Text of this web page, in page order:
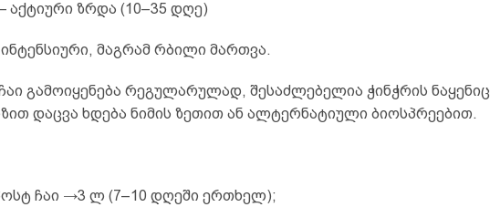
აქტიური ზრდა (10–35 დღე)
ინტენსიური, მაგრამ რბილი მართვა.
გამოიყენება რეგულარულად, შესაძლებელია ჭინჭრის ნაყენიც
დაცვა ხდება ნიმის ზეთით ან ალტერნატიული ბიოსპრეებით.
ჩაი →3 ლ (7–10 დღეში ერთხელ);